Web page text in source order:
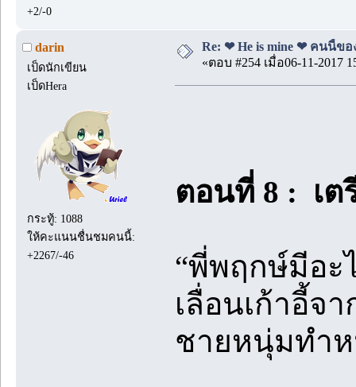
+2/-0
darin
เป็ดนักเขียน
เป็ดHera
กระทู้: 1088
ให้คะแนนชื่นชมคนนี้:
+2267/-46
Re: ❤ He is mine ❤ คนนี้ขอ
«ตอบ #254 เมื่อ06-11-2017
ตอนที่ 8 : เต
“พี่พฤกษ์มีอะ
เลื่อนเก้าอี้จ
ชายหนุ่มทำห